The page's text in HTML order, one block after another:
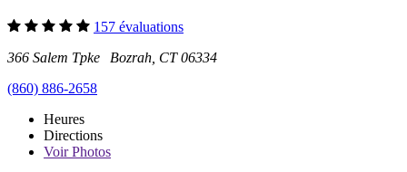
157 évaluations
366 Salem Tpke Bozrah, CT 06334
(860) 886-2658
Heures
Directions
VoirPhotos